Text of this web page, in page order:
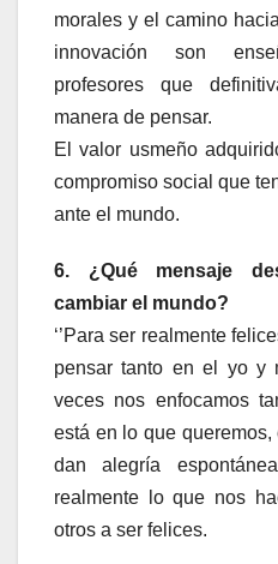
morales y el camino
innovación son
profesores que
manera de pensar.
El valor usmeño
compromiso social que
ante el mundo.
6. ¿Qué mensaje
cambiar el mundo?
‘’Para ser realmente
pensar tanto en el yo y
veces nos enfocamos
está en lo que
dan alegría
realmente lo que nos
otros a ser felices.